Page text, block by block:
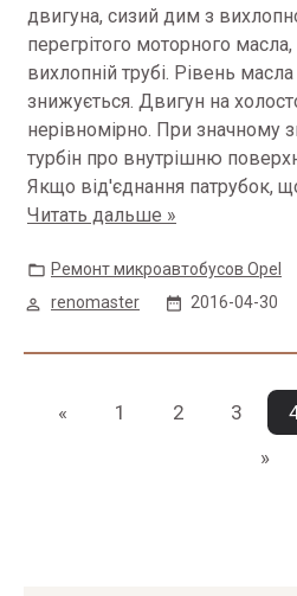
двигуна, сизий дим з
перегрітого моторного масла,
вихлопній трубі. Рівень
знижується. Двигун на
нерівномірно. При значному
турбін про внутрішню
Якщо від'єднання патрубок,
Читать дальше »
Ремонт микроавтобусов Opel
renomaster
2016-04-30
« 1 2 3
»